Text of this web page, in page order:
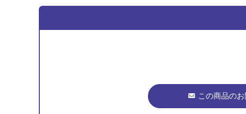
この商品の